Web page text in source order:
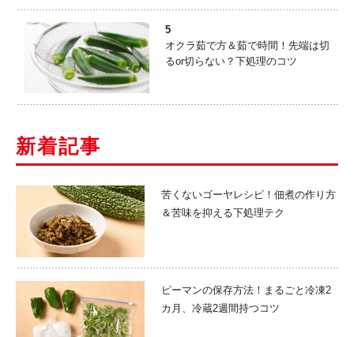
5
オクラ茹で方＆茹で時間！先端は切
るor切らない？下処理のコツ
新着記事
苦くないゴーヤレシピ！佃煮の作り方
＆苦味を抑える下処理テク
ピーマンの保存方法！まるごと冷凍2
カ月、冷蔵2週間持つコツ